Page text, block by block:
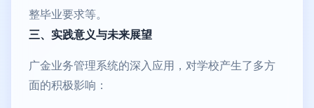
整毕业要求等。
三、实践意义与未来展望
广金业务管理系统的深入应用，对学校产生了多方
面的积极影响：